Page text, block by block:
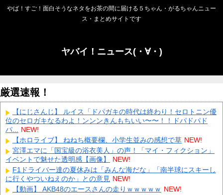
やば！すご！面白そうなネタをお茶の間に届ける５ちゃん・がるちゃんニュー
ス・まとめサイトです
ヤバイ！ニュース(・∀・)
厳選速報！
【にじさんじ】 ルイス「ドパガキの時代は終わり！セロトニン優
位のセロガキなるわよ！ンンンきんもちいい〜〜！！ドパドパド
パ... NEW!
【ホロライブ】 ねねち概要欄、小学生並みの感想で草 NEW!
宮澤エマに「国宝級の浴衣美人」の声！「マイ・フィクション」
イベントで魅せた透明感【画像】
NEW!
F1ドライバー達の夏休みは「みんな海だな」「南半球にスキーし
に行くやついねえのか」との意見 NEW!
【動画】 AKB48のエースさんの走りｗｗｗｗｗ NEW!